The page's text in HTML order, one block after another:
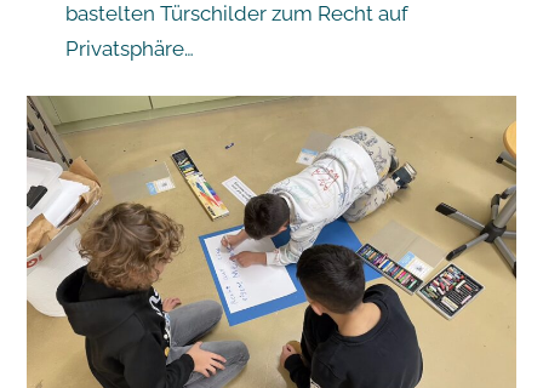
bastelten Türschilder zum Recht auf
Privatsphäre…